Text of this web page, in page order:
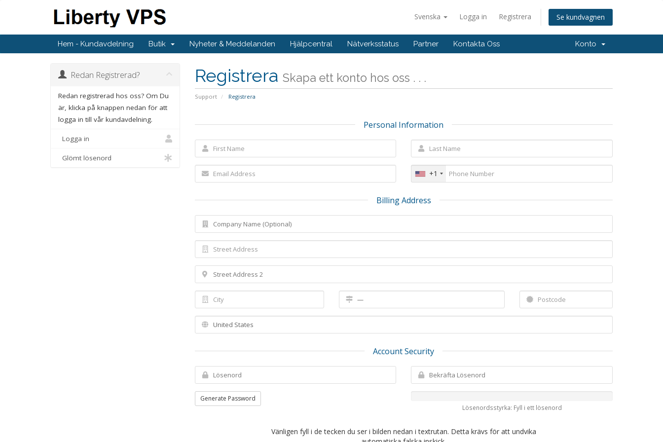
Svenska Logga in Registrera Se kundvagnen
Hem - Kundavdelning Butik Nyheter & Meddelanden Hjälpcentral Nätverksstatus Partner Kontakta Oss Konto
Registrera Skapa ett konto hos oss . . .
Support Registrera
Redan Registrerad?
Redan registrerad hos oss? Om Du
är, klicka på knappen nedan för att
logga in till vår kundavdelning.
Logga in
Glömt lösenord
Personal Information
+1
Billing Address
Account Security
Generate Password
Lösenordsstyrka: Fyll i ett lösenord
Vänligen fyll i de tecken du ser i bilden nedan i textrutan. Detta krävs för att undvika